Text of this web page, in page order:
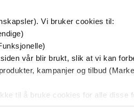
Vi bruker cookies til:
vår blir brukt, slik at vi kan
kampanjer og tilbud
til å bruke cookies for alle disse
«Tilpass». Du kan når som helst